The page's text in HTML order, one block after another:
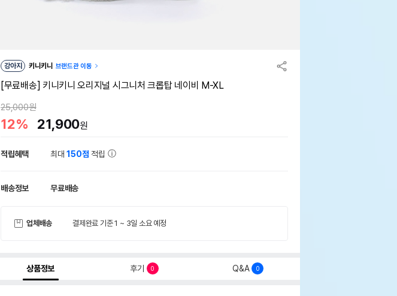
강아지 키니키니 브랜드관 이동
[무료배송] 키니키니 오리지널 시그니처 크롭탑 네이비 M-XL
25,000원
12% 21,900원
적립혜택 최대150점 적립
배송정보 무료배송
업체배송 결제완료 기준 1 ~ 3일 소요 예정
상품정보 후기 0 Q&A 0